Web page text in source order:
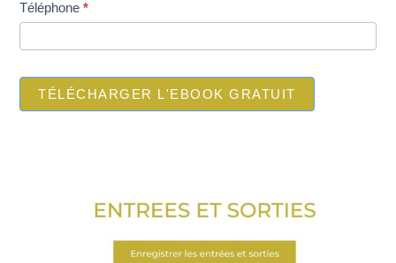
Téléphone*
TÉLÉCHARGER L'EBOOK GRATUIT